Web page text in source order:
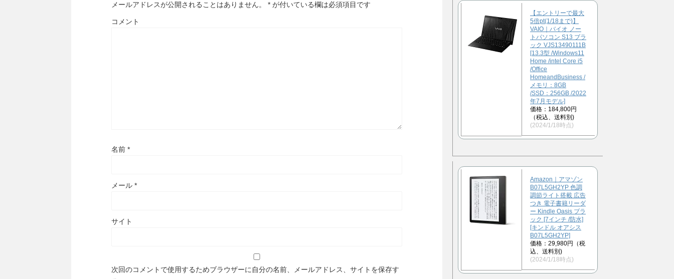
メールアドレスが公開されることはありません。 * が付いている欄は必須項目です
コメント
名前 *
メール *
サイト
次回のコメントで使用するためブラウザーに自分の名前、メールアドレス、サイトを保存す
【エントリーで最大
5倍pt(1/18まで)】
VAIO｜バイオ ノー
トパソコン S13 ブラ
ック VJS13490111B
[13.3型 /Windows11
Home /intel Core i5
/Office
HomeandBusiness /
メモリ：8GB
/SSD：256GB /2022
年7月モデル]
価格：184,800円
（税込、送料別)
(2024/1/18時点)
Amazon｜アマゾン
B07L5GH2YP 色調
調節ライト搭載 広告
つき 電子書籍リーダ
ー Kindle Oasis ブラ
ック [7インチ /防水]
[キンドル オアシス
B07L5GH2YP]
価格：29,980円（税
込、送料別)
(2024/1/18時点)